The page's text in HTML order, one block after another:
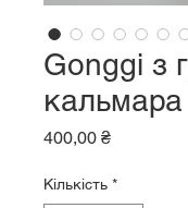
Gonggi з
кальмара
400,00 ₴Ціна
Кількість *